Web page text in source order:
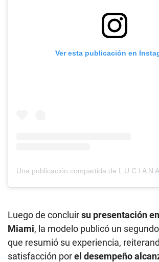
Ver esta publicación en
Luego de concluirsu presentación
Miami, la modelo publicó un
que resumió su experiencia,
satisfacción porel desempeño